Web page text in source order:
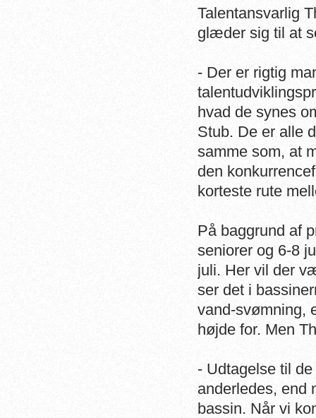
Talentansvarlig
glæder sig til at
- Der er rigtig
hvad de synes
Stub. De er alle
samme som, at
den
korteste rute
På baggrund af
seniorer og 6-8
juli. Her vil der
ser det i
vand-svømning,
højde for. Men
- Udtagelse til
anderledes, end
bassin. Når vi